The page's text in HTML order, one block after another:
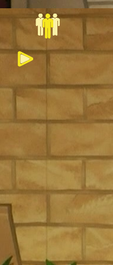
Mitglieder
Videos
2025-2026